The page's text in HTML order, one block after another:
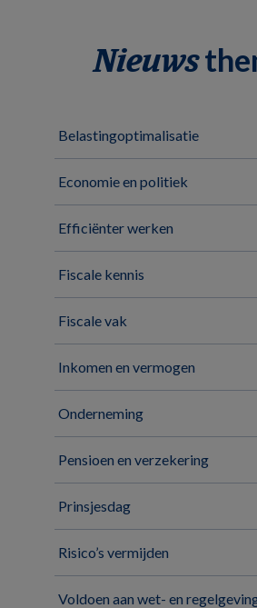
Nieuws
Belastingoptimalisatie
Economie en politiek
Efficiënter werken
Fiscale kennis
Fiscale vak
Inkomen en vermogen
Onderneming
Pensioen en verzekering
Prinsjesdag
Risico’s vermijden
Voldoen aan wet- en